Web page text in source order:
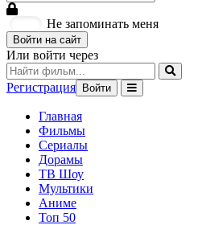
Не запоминать меня
Войти на сайт
Или войти через
Регистрация Войти
Главная
Фильмы
Сериалы
Дорамы
ТВ Шоу
Мультики
Аниме
Топ 50